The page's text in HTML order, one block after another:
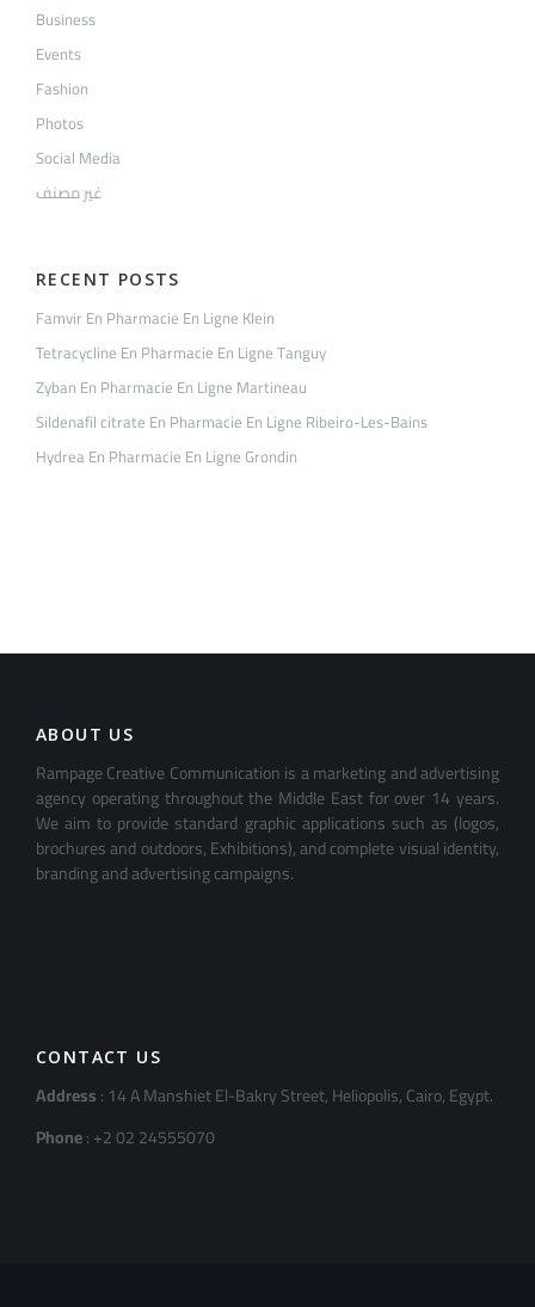
Business
Events
Fashion
Photos
Social Media
غير مصنف
RECENT POSTS
Famvir En Pharmacie En Ligne Klein
Tetracycline En Pharmacie En Ligne Tanguy
Zyban En Pharmacie En Ligne Martineau
Sildenafil citrate En Pharmacie En Ligne Ribeiro-Les-Bains
Hydrea En Pharmacie En Ligne Grondin
ABOUT US
Rampage Creative Communication is a marketing and advertising
agency operating throughout the Middle East for over 14 years.
We aim to provide standard graphic applications such as (logos,
brochures and outdoors, Exhibitions), and complete visual identity,
branding and advertising campaigns.
CONTACT US
Address: 14 A Manshiet El-Bakry Street, Heliopolis, Cairo, Egypt.
Phone: +2 02 24555070